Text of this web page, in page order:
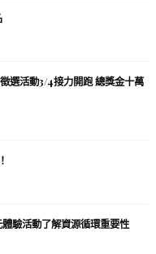
選活動3/4接力開跑 總獎金十萬
驗活動了解資源循環重要性